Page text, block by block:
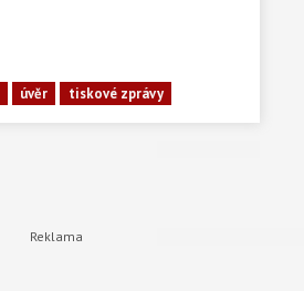
úvěr tiskové zprávy